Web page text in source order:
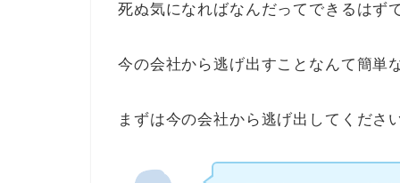
死ぬ気になればなんだってできるはず
今の会社から逃げ出すことなんて簡単
まずは今の会社から逃げ出してください